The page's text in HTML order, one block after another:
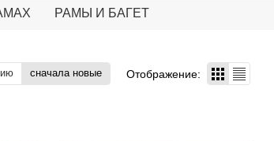
РАМЫ И БАГЕТ
сначала новые Отображение: